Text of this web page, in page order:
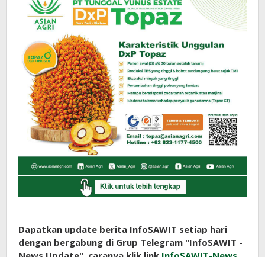
Dapatkan update berita InfoSAWIT setiap hari
dengan bergabung di Grup Telegram "InfoSAWIT -